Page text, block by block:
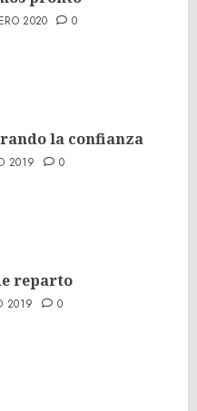
2020 0
la confianza
2019 0
reparto
2019 0